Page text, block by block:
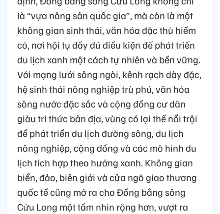
là “vựa nông sản quốc gia”, mà còn là một
không gian sinh thái, văn hóa đặc thù hiếm
có, nơi hội tụ đầy đủ điều kiện để phát triển
du lịch xanh một cách tự nhiên và bền vững.
Với mạng lưới sông ngòi, kênh rạch dày đặc,
hệ sinh thái nông nghiệp trù phú, văn hóa
sông nước đặc sắc và cộng đồng cư dân
giàu tri thức bản địa, vùng có lợi thế nổi trội
để phát triển du lịch đường sông, du lịch
nông nghiệp, cộng đồng và các mô hình du
lịch tích hợp theo hướng xanh. Không gian
biển, đảo, biên giới và cửa ngõ giao thương
quốc tế cũng mở ra cho Đồng bằng sông
Cửu Long một tầm nhìn rộng hơn, vượt ra